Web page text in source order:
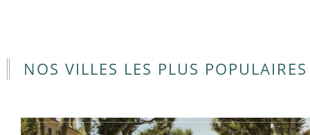
NOS VILLES LES PLUS POPULAIRES